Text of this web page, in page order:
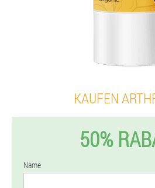
KAUFEN
50%
Name